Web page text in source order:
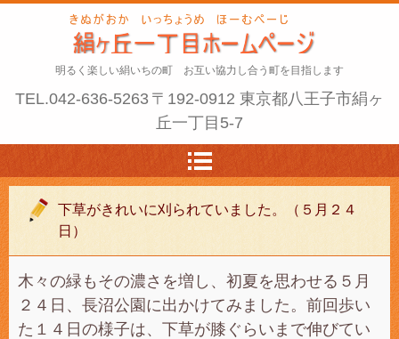
明るく楽しい絹いちの町 お互い協力し合う町を目指します
TEL.042-636-5263 〒192-0912 東京都八王子市絹ヶ
丘一丁目5-7
下草がきれいに刈られていました。（５月２４
日）
木々の緑もその濃さを増し、初夏を思わせる５月
２４日、長沼公園に出かけてみました。前回歩い
た１４日の様子は、下草が膝ぐらいまで伸びてい